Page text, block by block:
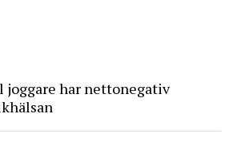
joggare har nettonegativ